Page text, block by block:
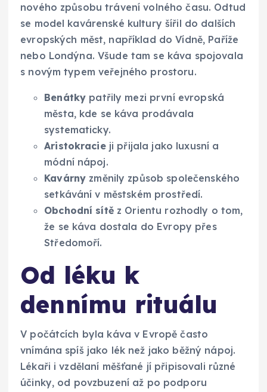
nového způsobu trávení volného času. Odtud
se model kavárenské kultury šířil do dalších
evropských měst, například do Vídně, Paříže
nebo Londýna. Všude tam se káva spojovala
s novým typem veřejného prostoru.
Benátky patřily mezi první evropská
města, kde se káva prodávala
systematicky.
Aristokracieji přijala jako luxusní a
módní nápoj.
Kavárny změnily způsob společenského
setkávání v městském prostředí.
Obchodní sítěz Orientu rozhodly o tom,
že se káva dostala do Evropy přes
Středomoří.
Od léku k
dennímu rituálu
V počátcích byla káva v Evropě často
vnímána spíš jako lék než jako běžný nápoj.
Lékaři i vzdělaní měšťané jí připisovali různé
účinky, od povzbuzení až po podporu